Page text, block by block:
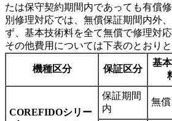
たは保守契約期間内であっても有償
別修理対応では、無償保証期間内外
ず、基本技術料を全て無償で修理対
その他費用については下表のとおり
機種区分 保証区分
基
COREFIDOシリー
保証期間
内
無償